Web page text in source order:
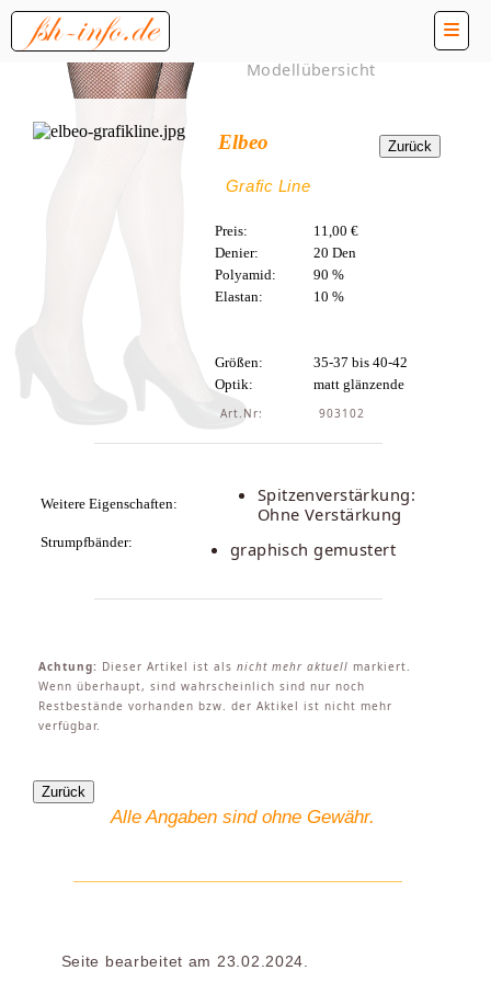
Modellübersicht
Elbeo
Grafic Line
Preis:
11,00 €
Denier:
20 Den
Polyamid:
90 %
Elastan:
10 %
Größen:
35-37 bis 40-42
Optik:
matt glänzende
Art.Nr: 903102
Weitere Eigenschaften:
Spitzenverstärkung:
Ohne Verstärkung
Strumpfbänder: graphisch gemustert
Achtung: Dieser Artikel ist als nicht mehr aktuell markiert.
Wenn überhaupt, sind wahrscheinlich sind nur noch
Restbestände vorhanden bzw. der Aktikel ist nicht mehr
verfügbar.
Alle Angaben sind ohne Gewähr.
Seite bearbeitet am 23.02.2024.